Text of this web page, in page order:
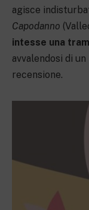
agisce
Capodanno
intesse una
avvalendosi di
recensione.